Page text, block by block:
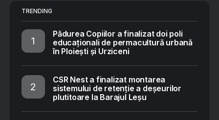
TRENDING
Pădurea Copiilor a finalizat doi poli
educaționali de permacultură urbană
în Ploiești și Urziceni
CSR Nest a finalizat montarea
sistemului de retenție a deșeurilor
plutitoare la Barajul Leșu